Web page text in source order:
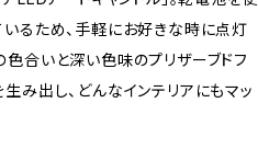
るため、手軽にお好きな時に点灯
合いと深い色味のプリザーブドフ
み出し、どんなインテリアにもマッ